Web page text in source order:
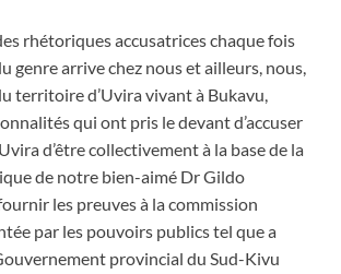
rhétoriques accusatrices chaque fois
genre arrive chez nous et ailleurs, nous,
territoire d’Uvira vivant à Bukavu,
qui ont pris le devant d’accuser
d’être collectivement à la base de la
de notre bien-aimé Dr Gildo
les preuves à la commission
par les pouvoirs publics tel que a
provincial du Sud-Kivu